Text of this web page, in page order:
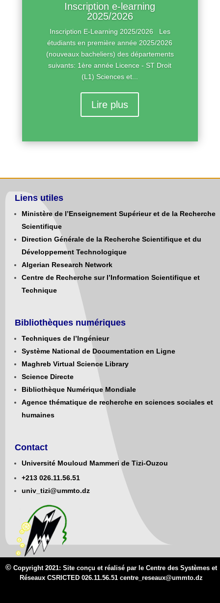
Inscription e-learning
2025/2026
Inscription E-Learning 2025/2026 Les
étudiants en première année 2025/2026
(nouveaux bacheliers) des départements
suivants: 1ère année Licence - ST Droit
(L1) Sciences et...
Lire plus
Liens utiles
Ministère de l’Enseignement Supérieur et de la Recherche
Scientifique
Direction Générale de la Recherche Scientifique et du
Développement Technologique
Algerian Research Network
Centre de Recherche sur l’Information Scientifique et
Technique
Bibliothèques numériques
Techniques de l’Ingénieur
Système National de Documentation en Ligne
Maghreb Virtual Science Library
Science Directe
Bibliothèque Numérique Mondiale
Agence thématique de recherche en sciences sociales et
humaines
Contact
Université Mouloud Mammeri de Tizi-Ouzou
+213 026.11.56.51
univ_tizi@ummto.dz
© Copyright 2021: Site conçu et réalisé par le Centre des Systèmes et
Réseaux CSRICTED 026.11.56.51 centre_reseaux@ummto.dz